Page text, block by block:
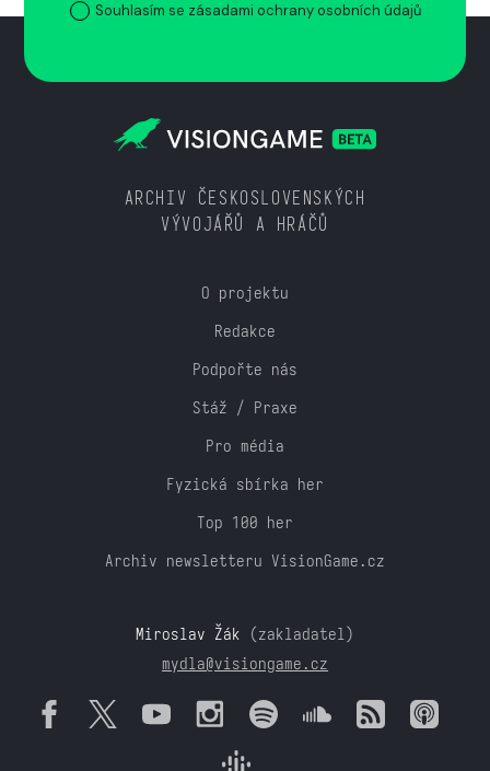
Souhlasím se zásadami ochrany osobních údajů
ARCHIV ČESKOSLOVENSKÝCH
VÝVOJÁŘŮ A HRÁČŮ
O projektu
Redakce
Podpořte nás
Stáž / Praxe
Pro média
Fyzická sbírka her
Top 100 her
Archiv newsletteru VisionGame.cz
Miroslav Žák (zakladatel)
mydla@visiongame.cz